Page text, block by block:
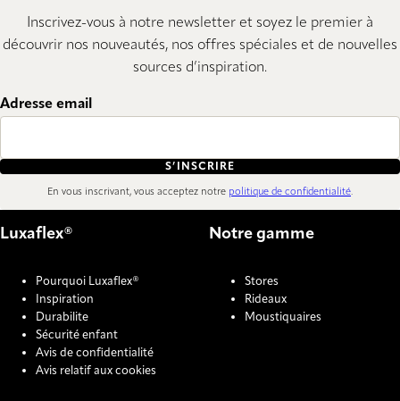
Inscrivez-vous à notre newsletter et soyez le premier à
découvrir nos nouveautés, nos offres spéciales et de nouvelles
sources d’inspiration.
Adresse email
S’INSCRIRE
En vous inscrivant, vous acceptez notre politique de confidentialité.
Luxaflex®
Pourquoi Luxaflex®
Inspiration
Durabilite
Sécurité enfant
Avis de confidentialité
Avis relatif aux cookies
Notre gamme
Stores
Rideaux
Moustiquaires